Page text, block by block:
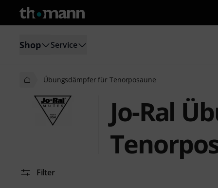
Shop Service
Übungsdämpfer für Tenorposaune
Jo-Ral
Filter